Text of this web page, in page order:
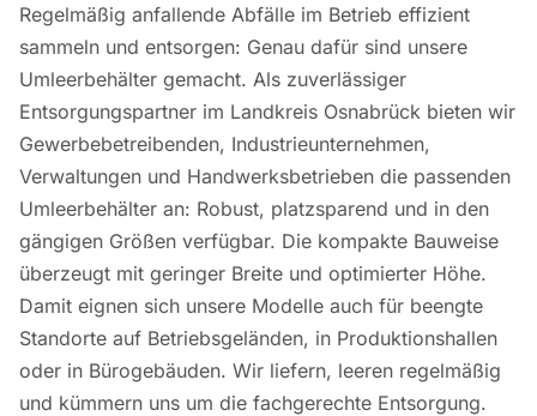
Regelmäßig anfallende Abfälle im Betrieb effizient
sammeln und entsorgen: Genau dafür sind unsere
Umleerbehälter gemacht. Als zuverlässiger
Entsorgungspartner im Landkreis Osnabrück bieten wir
Gewerbebetreibenden, Industrieunternehmen,
Verwaltungen und Handwerksbetrieben die passenden
Umleerbehälter an: Robust, platzsparend und in den
gängigen Größen verfügbar. Die kompakte Bauweise
überzeugt mit geringer Breite und optimierter Höhe.
Damit eignen sich unsere Modelle auch für beengte
Standorte auf Betriebsgeländen, in Produktionshallen
oder in Bürogebäuden. Wir liefern, leeren regelmäßig
und kümmern uns um die fachgerechte Entsorgung.